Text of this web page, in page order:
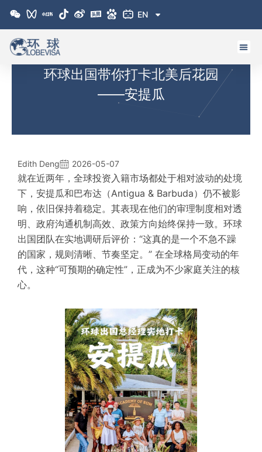
EN
环球出国带你打卡北美后花园
——安提瓜
Edith Deng 2026-05-07
就在近两年，全球投资入籍市场都处于相对波动的处境
下，安提瓜和巴布达 （Antigua & Barbuda）仍不被影
响，依旧保持着稳定。其表现在他们的审理制度相对透
明、政府沟通机制高效、政策方向始终保持一致。环球
出国团队在实地调研后评价： “这真的是一个不急不躁
的国家，规则清晰、节奏坚定。” 在全球格局变动的年
代，这种“可预期的确定性”，正成为不少家庭关注的核
心。